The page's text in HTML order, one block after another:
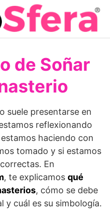
de Soñar
suele presentarse en
reflexionando
haciendo con
tomado y si estamos
En
, te explicamos qué
, cómo se debe
y cuál es su simbología.